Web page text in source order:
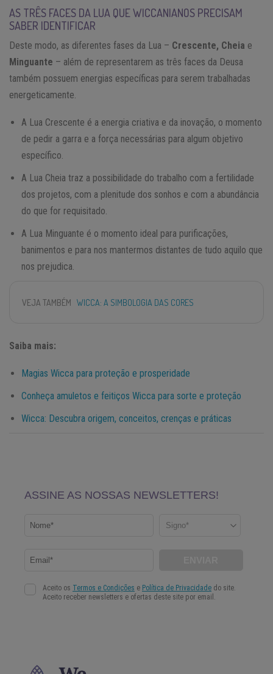
AS TRÊS FACES DA LUA QUE WICCANIANOS PRECISAM
SABER IDENTIFICAR
Deste modo, as diferentes fases da Lua – Crescente, Cheia e
Minguante – além de representarem as três faces da Deusa
também possuem energias específicas para serem trabalhadas
energeticamente.
A Lua Crescente é a energia criativa e da inovação, o momento
de pedir a garra e a força necessárias para algum objetivo
específico.
A Lua Cheia traz a possibilidade do trabalho com a fertilidade
dos projetos, com a plenitude dos sonhos e com a abundância
do que for requisitado.
A Lua Minguante é o momento ideal para purificações,
banimentos e para nos mantermos distantes de tudo aquilo que
nos prejudica.
VEJA TAMBÉM WICCA: A SIMBOLOGIA DAS CORES
Saiba mais:
Magias Wicca para proteção e prosperidade
Conheça amuletos e feitiços Wicca para sorte e proteção
Wicca: Descubra origem, conceitos, crenças e práticas